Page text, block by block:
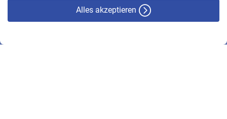
Alles akzeptieren
© VBL 2026